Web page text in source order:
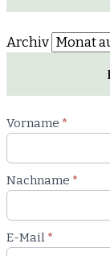
Archiv
Newsletter
Blog
Vorname *
Nachname *
E-Mail *